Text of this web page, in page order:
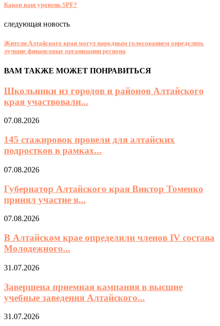
Каков ваш уровень SPF?
следующая новость
Жители Алтайского края могут народным голосованием определить
лучшие финансовые организации региона
ВАМ ТАКЖЕ МОЖЕТ ПОНРАВИТЬСЯ
Школьники из городов и районов Алтайского
края участвовали...
07.08.2026
145 стажировок провели для алтайских
подростков в рамках...
07.08.2026
Губернатор Алтайского края Виктор Томенко
принял участие в...
07.08.2026
В Алтайском крае определили членов IV состава
Молодежного...
31.07.2026
Завершена приемная кампания в высшие
учебные заведения Алтайского...
31.07.2026